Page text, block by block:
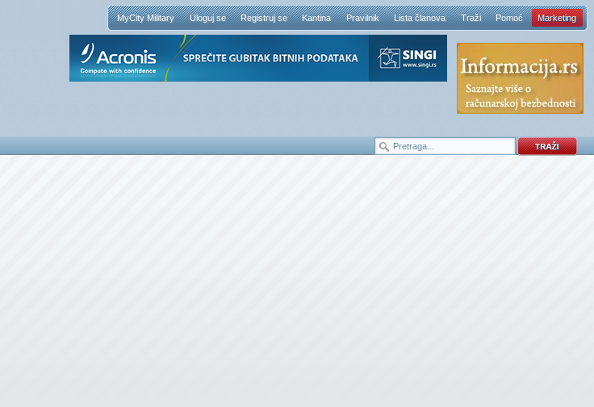
MyCity Military Uloguj se Registruj se Kantina Pravilnik Lista članova Traži Pomoć Marketing